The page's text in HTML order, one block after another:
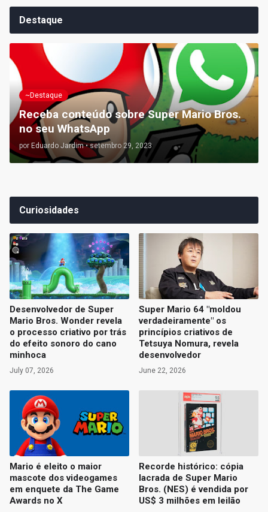
Destaque
~Destaque
Receba conteúdo sobre Super Mario Bros.
no seu WhatsApp
por Eduardo Jardim • setembro 29, 2023
Curiosidades
Desenvolvedor de Super
Mario Bros. Wonder revela
o processo criativo por trás
do efeito sonoro do cano
minhoca
July 07, 2026
Super Mario 64 "moldou
verdadeiramente" os
princípios criativos de
Tetsuya Nomura, revela
desenvolvedor
June 22, 2026
Mario é eleito o maior
mascote dos videogames
em enquete da The Game
Awards no X
Recorde histórico: cópia
lacrada de Super Mario
Bros. (NES) é vendida por
US$ 3 milhões em leilão